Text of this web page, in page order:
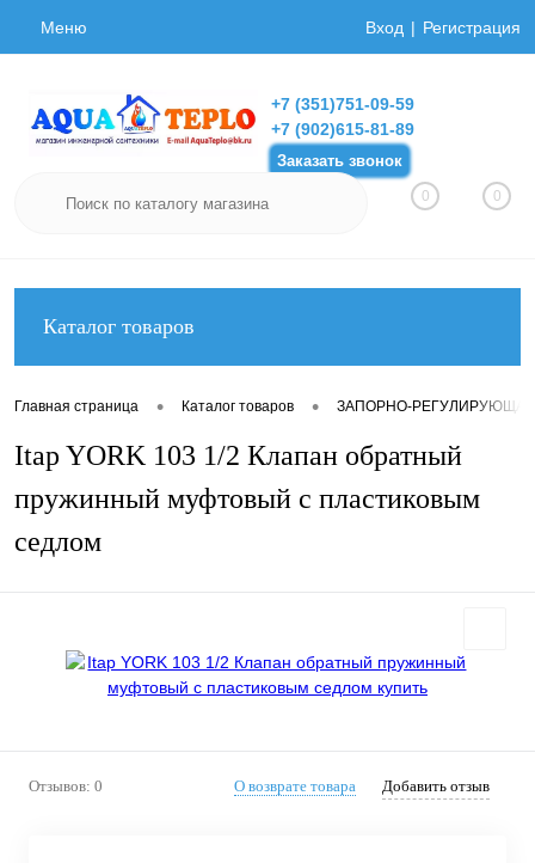
Меню Вход Регистрация
+7 (351)751-09-59
+7 (902)615-81-89
Заказать звонок
0 0
Каталог товаров
Главная страница • Каталог товаров • ЗАПОРНО-
Itap YORK 103 1/2 Клапан обратный
пружинный муфтовый с пластиковым
седлом
Отзывов: 0 О возврате товара Добавить отзыв